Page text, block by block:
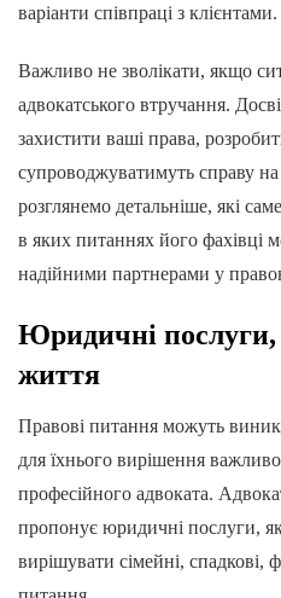
варіанти співпраці з клієнтами.
Важливо не зволікати, якщо
адвокатського втручання.
захистити ваші права,
супроводжуватимуть справу
розглянемо детальніше, які
в яких питаннях його фахівці
надійними партнерами у
Юридичні послуги,
життя
Правові питання можуть
для їхнього вирішення
професійного адвоката.
пропонує юридичні послуги,
вирішувати сімейні, спадкові,